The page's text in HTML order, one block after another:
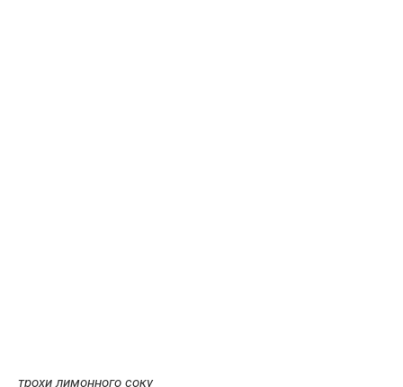
трохи лимонного соку